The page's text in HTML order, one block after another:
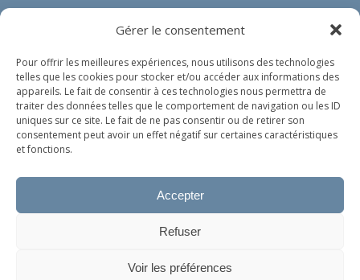
Gérer le consentement
Pour offrir les meilleures expériences, nous utilisons des technologies
telles que les cookies pour stocker et/ou accéder aux informations des
appareils. Le fait de consentir à ces technologies nous permettra de
traiter des données telles que le comportement de navigation ou les ID
uniques sur ce site. Le fait de ne pas consentir ou de retirer son
consentement peut avoir un effet négatif sur certaines caractéristiques
et fonctions.
Accepter
Refuser
Voir les préférences
IN SHORT
Our organization does not spread any political nor
religious ideology. Our only goal is to help people in
need, whoever they are and wherever they come
Privacy policy (in French)
acceptez leur utilisation.